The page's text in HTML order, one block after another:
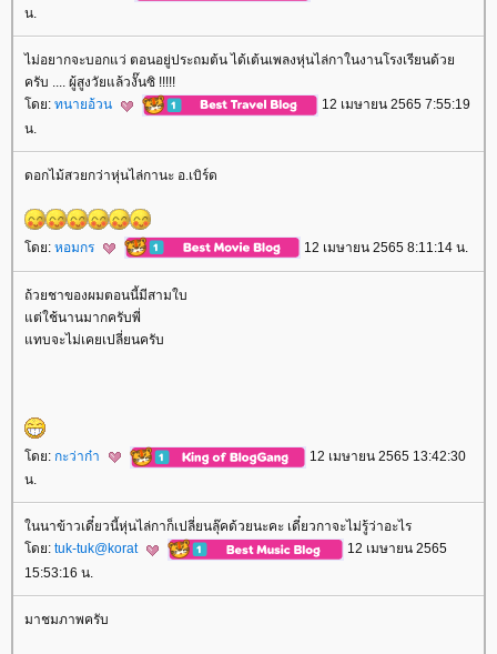
น.
ไม่อยากจะบอกแว่ ตอนอยู่ประถมต้น ได้เต้นเพลงหุ่นไล่กาในงานโรงเรียนด้ว
ครับ .... ผู้สูงวัยแล้วงั๊นซิ !!!!!
ดย: ทนายอ้วน
12 เมษายน 2565 7:55:19
น.
ดอกไม้สวยกว่าหุ่นไล่กานะ อ.เบิร์ด
ดย: หอมกร 12 เมษายน 2565 8:11:14 น.
ถ้วยชาของผมตอนนี้มีสามใบ
ต่ใช้นานมากครับพี่
ทบจะไม่เคยเปลี่ยนครับ
ดย: กะว่าก๋า
12 เมษายน 2565 13:42:30
น.
นนาข้าวเดี๋ยวนี้หุ่นไล่กาก็เปลี่ยนลุ๊คด้วยนะคะ เดี๋ยวกาจะไม่รู้ว่าอะไร
ดย: tuk-tuk@korat
12 เมษายน 2565
15:53:16 น.
มาชมภาพครับ